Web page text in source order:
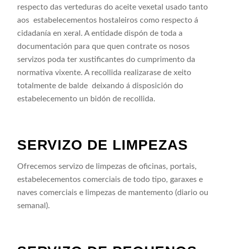
respecto das verteduras do aceite vexetal usado tanto
aos estabelecementos hostaleiros como respecto á
cidadanía en xeral. A entidade dispón de toda a
documentación para que quen contrate os nosos
servizos poda ter xustificantes do cumprimento da
normativa vixente. A recollida realizarase de xeito
totalmente de balde deixando á disposición do
estabelecemento un bidón de recollida.
SERVIZO DE LIMPEZAS
Ofrecemos servizo de limpezas de oficinas, portais,
estabelecementos comerciais de todo tipo, garaxes e
naves comerciais e limpezas de mantemento (diario ou
semanal).